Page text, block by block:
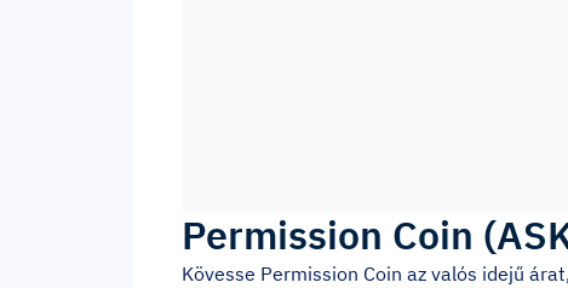
Permission Coin (
Kövesse Permission Coin az valós idejű